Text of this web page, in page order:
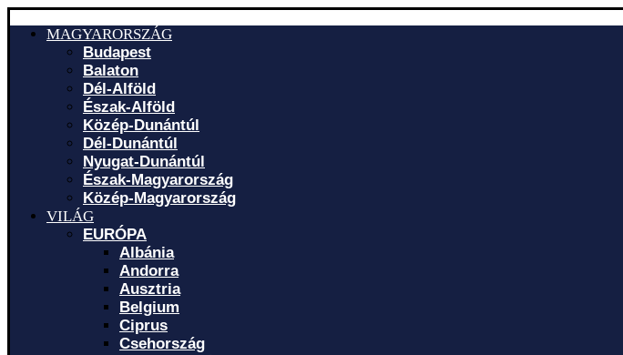
MAGYARORSZÁG
Budapest
Balaton
Dél-Alföld
Észak-Alföld
Közép-Dunántúl
Dél-Dunántúl
Nyugat-Dunántúl
Észak-Magyarország
Közép-Magyarország
VILÁG
EURÓPA
Albánia
Andorra
Ausztria
Belgium
Ciprus
Csehország